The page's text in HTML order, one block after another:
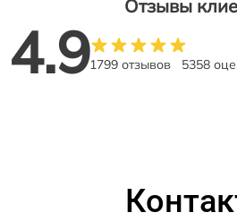
Отзывы
4.91799 отзывов 5358